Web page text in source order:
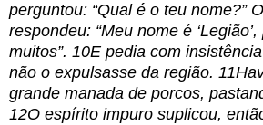
perguntou: “Qual é o teu nome?”
respondeu: “Meu nome é
muitos”. 10E pedia com
não o expulsasse da região.
grande manada de porcos,
12O espírito impuro suplicou,